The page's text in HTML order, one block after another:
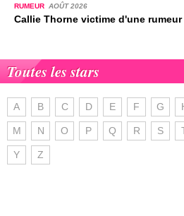
RUMEUR AOÛT 2026
Callie Thorne victime d'une
Toutes les stars
A B C D E F G
M N O P Q R S
Y Z